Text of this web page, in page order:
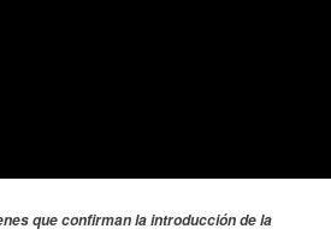
que confirman la introducción de la